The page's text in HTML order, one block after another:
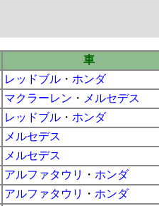
車
レッドブル ・ ホンダ
マクラーレン ・ メルセデス
レッドブル ・ ホンダ
メルセデス
メルセデス
アルファタウリ ・ ホンダ
アルファタウリ ・ ホンダ